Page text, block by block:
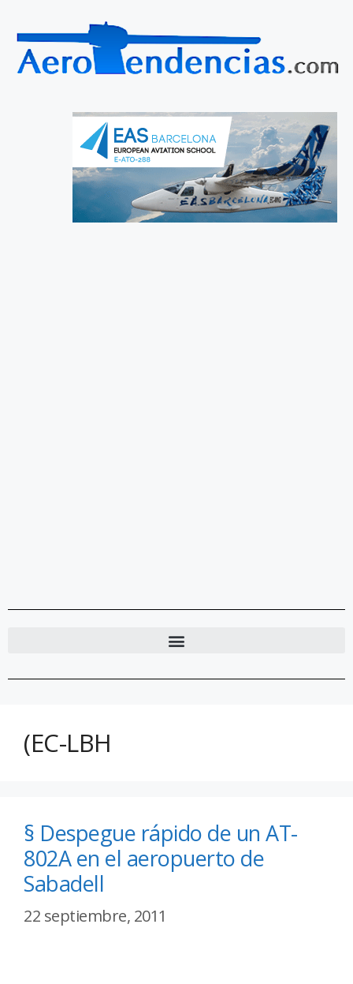
(EC-LBH
§ Despegue rápido de un AT-
802A en el aeropuerto de
Sabadell
22 septiembre, 2011